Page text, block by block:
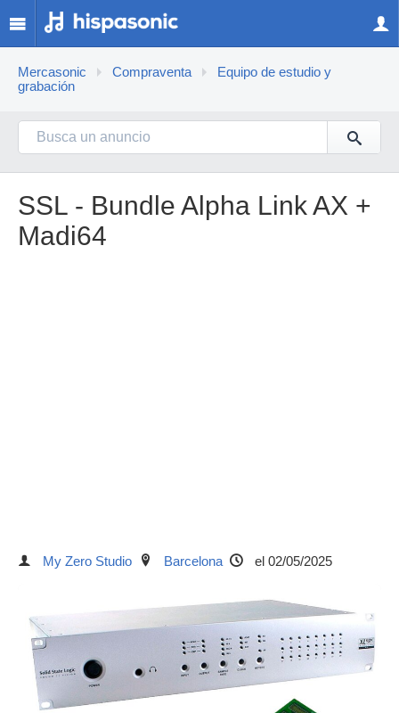
Mercasonic Compraventa
Equipo de estudio y
grabación
SSL - Bundle Alpha Link AX +
Madi64
My Zero Studio Barcelona el 02/05/2025